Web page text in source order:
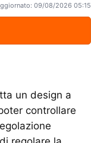
09/08/2026 05:15
un design a
controllare